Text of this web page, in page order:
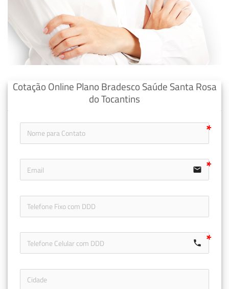
Cotação Online Plano Bradesco Saúde Santa Rosa
do Tocantins
email
call